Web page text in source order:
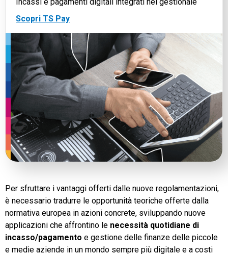
Scopri TS Pay
Per sfruttare i vantaggi offerti dalle nuove regolamentazioni,
è necessario tradurre le opportunità teoriche offerte dalla
normativa europea in azioni concrete, sviluppando nuove
applicazioni che affrontino le necessità quotidiane di
incasso/pagamento e gestione delle finanze delle piccole
e medie aziende in un mondo sempre più digitale e a costi